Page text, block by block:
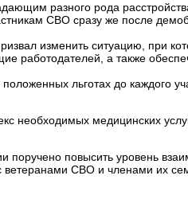
разного рода
СВО сразу же после
изменить ситуацию, при
работодателей, а также
льготах до каждого
необходимых медицинских
поручено повысить уровень
СВО и членами их